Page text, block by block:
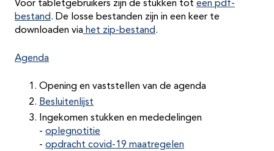
Voor tabletgebruikers zijn de stukken tot een pdf-
bestand. De losse bestanden zijn in een keer te
downloaden via het zip-bestand.
Agenda
Opening en vaststellen van de agenda
Besluitenlijst
Ingekomen stukken en mededelingen
- oplegnotitie
- opdracht covid-19 maatregelen